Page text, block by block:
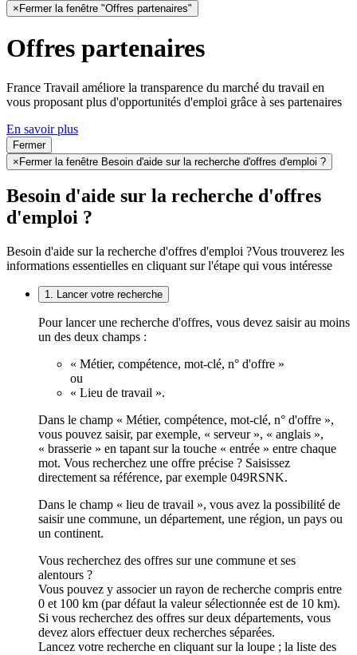
×Fermer la fenêtre "Offres partenaires"
Offres partenaires
France Travail améliore la transparence du marché du travail en
vous proposant plus d'opportunités d'emploi grâce à ses partenaires
En savoir plus
Fermer
×Fermer la fenêtre Besoin d'aide sur la recherche d'offres d'emploi ?
Besoin d'aide sur la recherche d'offres
d'emploi ?
Besoin d'aide sur la recherche d'offres d'emploi ?Vous trouverez les
informations essentielles en cliquant sur l'étape qui vous intéresse
1. Lancer votre recherche
Pour lancer une recherche d'offres, vous devez saisir au moins
un des deux champs :
« Métier, compétence, mot-clé, n° d'offre »
ou
« Lieu de travail ».
Dans le champ « Métier, compétence, mot-clé, n° d'offre »,
vous pouvez saisir, par exemple, « serveur », « anglais »,
« brasserie » en tapant sur la touche « entrée » entre chaque
mot. Vous recherchez une offre précise ? Saisissez
directement sa référence, par exemple 049RSNK.
Dans le champ « lieu de travail », vous avez la possibilité de
saisir une commune, un département, une région, un pays ou
un continent.
Vous recherchez des offres sur une commune et ses
alentours ?
Vous pouvez y associer un rayon de recherche compris entre
0 et 100 km (par défaut la valeur sélectionnée est de 10 km).
Si vous recherchez des offres sur deux départements, vous
devez alors effectuer deux recherches séparées.
Lancez votre recherche en cliquant sur la loupe ; la liste des